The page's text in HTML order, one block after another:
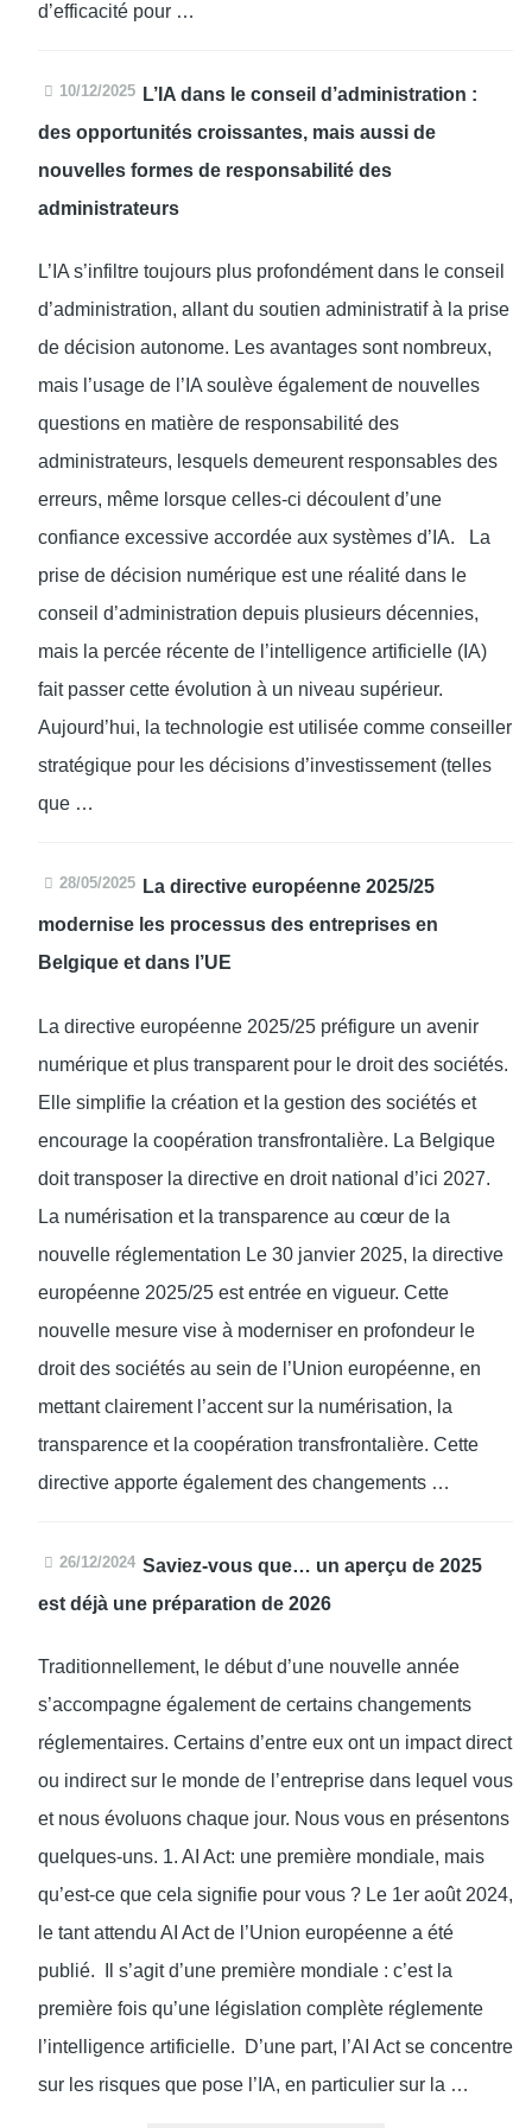
d’efficacité pour …
10/12/2025 L’IA dans le conseil d’administration :
des opportunités croissantes, mais aussi de
nouvelles formes de responsabilité des
administrateurs
L’IA s’infiltre toujours plus profondément dans le conseil
d’administration, allant du soutien administratif à la prise
de décision autonome. Les avantages sont nombreux,
mais l’usage de l’IA soulève également de nouvelles
questions en matière de responsabilité des
administrateurs, lesquels demeurent responsables des
erreurs, même lorsque celles-ci découlent d’une
confiance excessive accordée aux systèmes d’IA. La
prise de décision numérique est une réalité dans le
conseil d’administration depuis plusieurs décennies,
mais la percée récente de l’intelligence artificielle (IA)
fait passer cette évolution à un niveau supérieur.
Aujourd’hui, la technologie est utilisée comme conseiller
stratégique pour les décisions d’investissement (telles
que …
28/05/2025 La directive européenne 2025/25
modernise les processus des entreprises en
Belgique et dans l’UE
La directive européenne 2025/25 préfigure un avenir
numérique et plus transparent pour le droit des sociétés.
Elle simplifie la création et la gestion des sociétés et
encourage la coopération transfrontalière. La Belgique
doit transposer la directive en droit national d’ici 2027.
La numérisation et la transparence au cœur de la
nouvelle réglementation Le 30 janvier 2025, la directive
européenne 2025/25 est entrée en vigueur. Cette
nouvelle mesure vise à moderniser en profondeur le
droit des sociétés au sein de l’Union européenne, en
mettant clairement l’accent sur la numérisation, la
transparence et la coopération transfrontalière. Cette
directive apporte également des changements …
26/12/2024 Saviez-vous que… un aperçu de 2025
est déjà une préparation de 2026
Traditionnellement, le début d’une nouvelle année
s’accompagne également de certains changements
réglementaires. Certains d’entre eux ont un impact direct
ou indirect sur le monde de l’entreprise dans lequel vous
et nous évoluons chaque jour. Nous vous en présentons
quelques-uns. 1. AI Act: une première mondiale, mais
qu’est-ce que cela signifie pour vous ? Le 1er août 2024,
le tant attendu AI Act de l’Union européenne a été
publié. Il s’agit d’une première mondiale : c’est la
première fois qu’une législation complète réglemente
l’intelligence artificielle. D’une part, l’AI Act se concentre
sur les risques que pose l’IA, en particulier sur la …